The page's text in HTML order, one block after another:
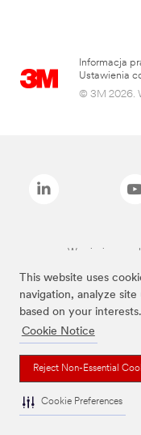
This website uses
navigation, analyze
based on your interests.
Cookie Notice
Reject Non-Essential
Cookie Preferences
Informacja
Ustawienia
© 3M 2026.
Wymienione